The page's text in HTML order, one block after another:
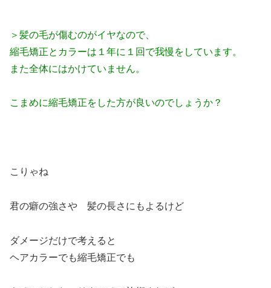
＞髪の毛が傷むのがイヤなので、
縮毛矯正とカラーは１年に１回で我慢をしています。
また全体にはかけていません。
こまめに縮毛矯正をした方が良いのでしょうか？
こりゃね
君の癖の強さや 髪の長さにもよるけど
ダメージだけで考えると
ヘアカラーでも縮毛矯正でも